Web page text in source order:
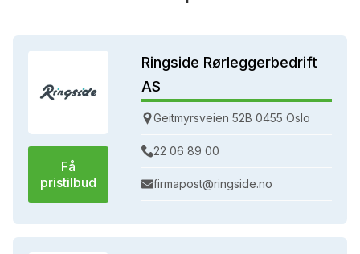
Få
pristilbud
Ringside Rørleggerbedrift
AS
Geitmyrsveien 52B 0455 Oslo
22 06 89 00
firmapost@ringside.no